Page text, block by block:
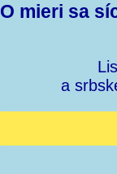
O mieri sa
a